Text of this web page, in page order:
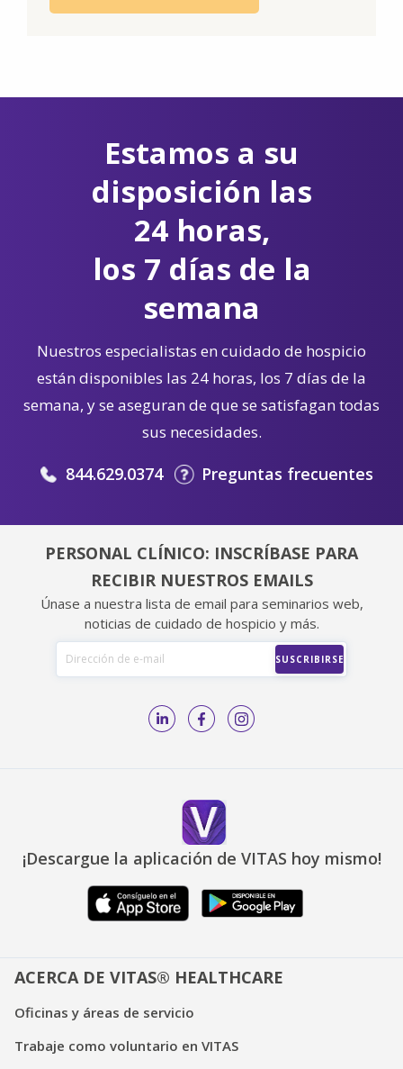
Estamos a su
disposición las
24 horas,
los 7 días de la
semana
Nuestros especialistas en cuidado de hospicio
están disponibles las 24 horas, los 7 días de la
semana, y se aseguran de que se satisfagan todas
sus necesidades.
844.629.0374 Preguntas frecuentes
PERSONAL CLÍNICO: INSCRÍBASE PARA
RECIBIR NUESTROS EMAILS
Únase a nuestra lista de email para seminarios web,
noticias de cuidado de hospicio y más.
¡Descargue la aplicación de VITAS hoy mismo!
ACERCA DE VITAS® HEALTHCARE
Oficinas y áreas de servicio
Trabaje como voluntario en VITAS